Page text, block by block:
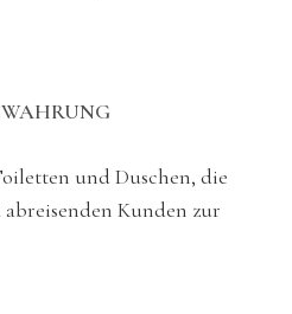
und Duschen, die
Kunden zur